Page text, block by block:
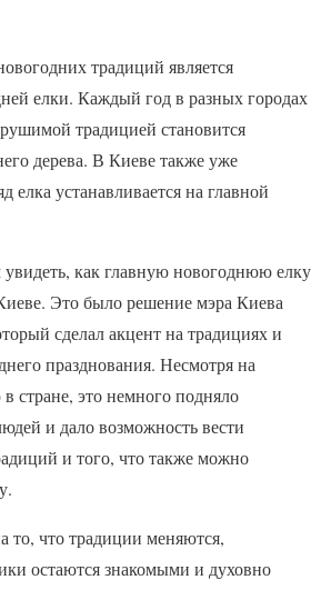
традиций является
елки. Каждый год в разных городах
традицией становится
дерева. В Киеве также уже
елка устанавливается на главной
как главную новогоднюю елку
Это было решение мэра Киева
сделал акцент на традициях и
празднования. Несмотря на
стране, это немного подняло
и дало возможность вести
и того, что также можно
то, что традиции меняются,
остаются знакомыми и духовно